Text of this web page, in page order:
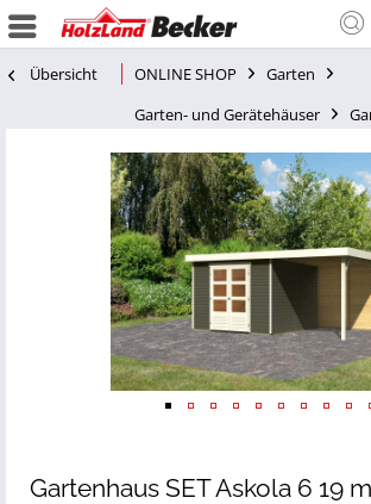
Übersicht ONLINE SHOP
Garten
Garten- und Gerätehäuser
Gartenhaus SET Askola 6 19